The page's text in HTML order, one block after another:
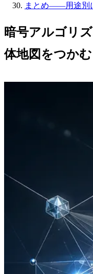
まとめ——用途別
暗号アルゴリ
体地図をつかむ